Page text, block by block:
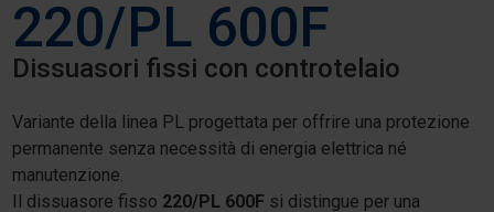
220/PL 600F
Dissuasori fissi con controtelaio
Variante della linea PL progettata per offrire una protezione
permanente senza necessità di energia elettrica né
manutenzione.
Il dissuasore fisso 220/PL 600F si distingue per una